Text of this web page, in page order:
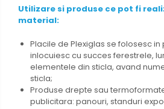
Utilizare si produse ce pot fi
material:
Placile de Plexiglas se folosesc in
inlocuiesc cu succes ferestrele,
elementele din sticla, avand
sticla;
Produse drepte sau
publicitara: panouri, standuri